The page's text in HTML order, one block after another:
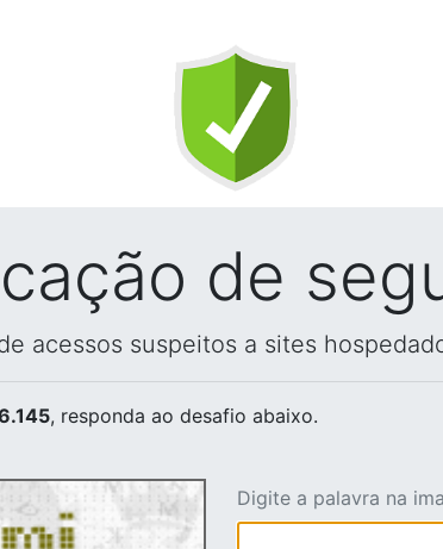
de
acessos suspeitos a sites
, responda ao desafio abaixo.
Digite a palavra na